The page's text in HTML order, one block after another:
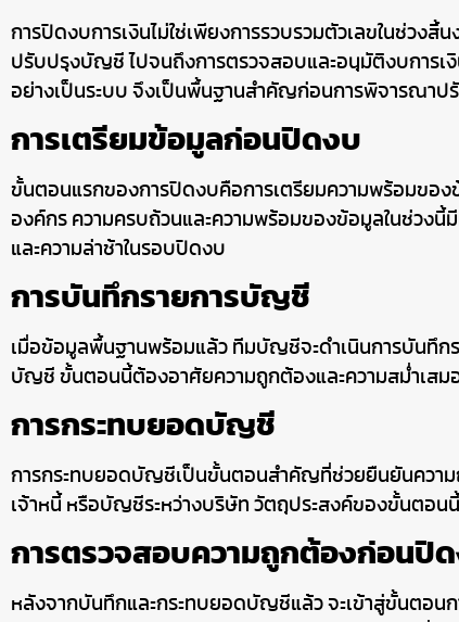
การปิดงบการเงินไม่ใช่เพียงการรวบรวมตัวเลขในช่วง
ปรับปรุงบัญชี ไปจนถึงการตรวจสอบและอนุมัติงบการเ
อย่างเป็นระบบ จึงเป็นพื้นฐานสำคัญก่อนการพิจารณาป
การเตรียมข้อมูลก่อนปิดงบ
ขั้นตอนแรกของการปิดงบคือการเตรียมความพร้อมของ
องค์กร ความครบถ้วนและความพร้อมของข้อมูลในช่วง
และความล่าช้าในรอบปิดงบ
การบันทึกรายการบัญชี
เมื่อข้อมูลพื้นฐานพร้อมแล้ว ทีมบัญชีจะดำเนินการบันทึก
บัญชี ขั้นตอนนี้ต้องอาศัยความถูกต้องและความสม่ำเสมอ
การกระทบยอดบัญชี
การกระทบยอดบัญชีเป็นขั้นตอนสำคัญที่ช่วยยืนยันควา
เจ้าหนี้ หรือบัญชีระหว่างบริษัท วัตถุประสงค์ของขั้นตอน
การตรวจสอบความถูกต้องก่อนปิ
หลังจากบันทึกและกระทบยอดบัญชีแล้ว จะเข้าสู่ขั้นตอน